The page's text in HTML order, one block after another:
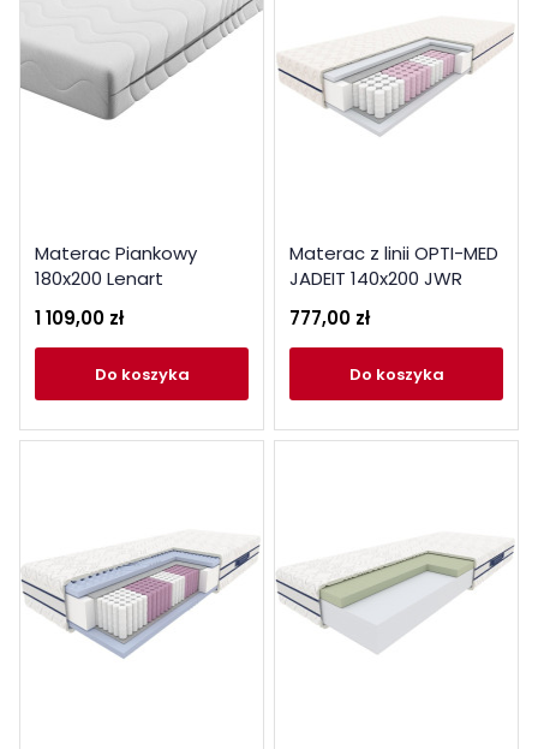
Materac Piankowy
180x200 Lenart
1 109,00 zł
do koszyka
Materac z linii OPTI-MED
JADEIT 140x200 JWR
777,00 zł
do koszyka